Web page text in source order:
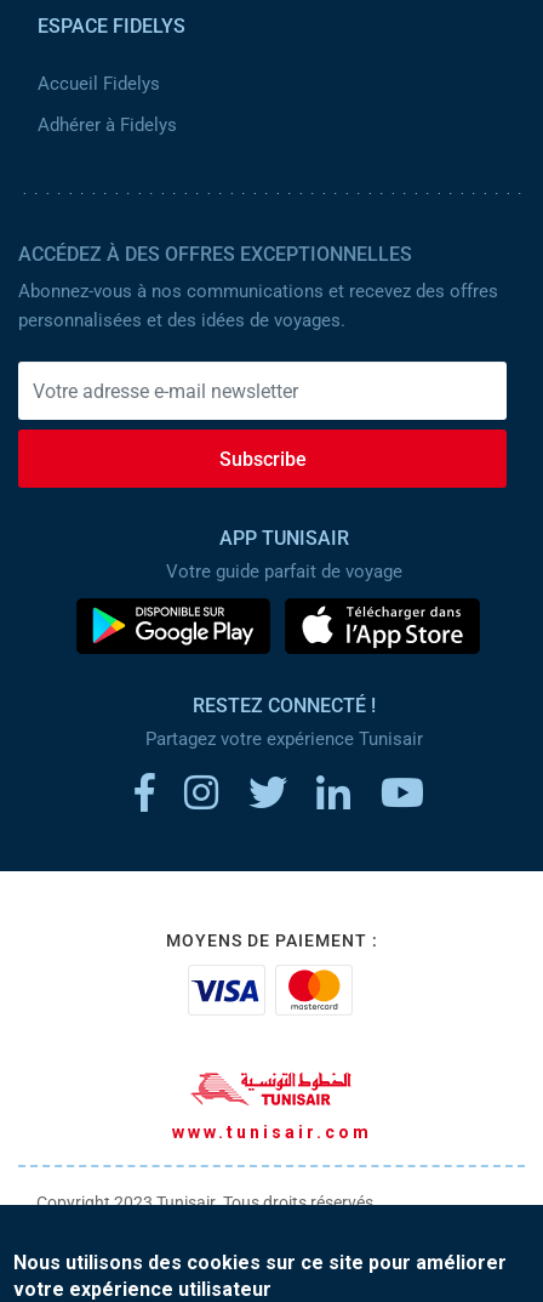
ESPACE FIDELYS
Accueil Fidelys
Adhérer à Fidelys
ACCÉDEZ À DES OFFRES EXCEPTIONNELLES
Abonnez-vous à nos communications et recevez des offres
personnalisées et des idées de voyages.
Subscribe
APP TUNISAIR
Votre guide parfait de voyage
RESTEZ CONNECTÉ !
Partagez votre expérience Tunisair
MOYENS DE PAIEMENT :
www.tunisair.com
Copyright 2023 Tunisair. Tous droits réservés
Conditions générales de Vente
Nous utilisons des cookies sur ce site pour améliorer
votre expérience utilisateur